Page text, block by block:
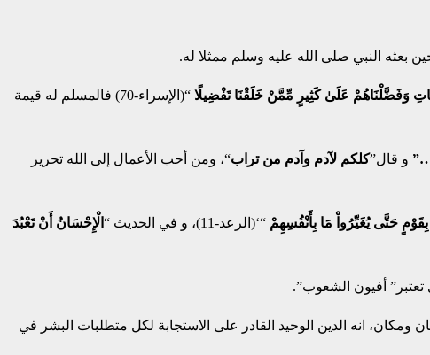
بعثه النبي صلى الله عليه وسلم ممثلا له.
وَفَضَّلْنَاهُمْ عَلَىٰ كَثِيرٍ مِّمَّنْ خَلَقْنَا تَفْضِيلًا
“(الإسراء-70) فالمسلم له قيمة
و قال”كلكم لآدم وآدم من تراب“، ومن أحب الأعمال إلى الله تحرير
بِقَوْمٍ حَتَّى يُغَيِّرُواْ مَا بِأَنْفُسِهِمْ “‘(الرعد-11)، و في الحديث “
الْإِحْسَانُ أَنْ تَعْبُدَ
تعتبر” أفيون الشعوب”.
انه الدين الوحيد القادر على الاستجابة لكل متطلبات البشر في